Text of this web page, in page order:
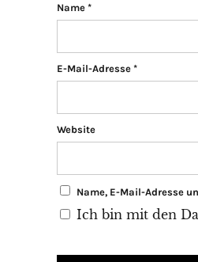
Name *
E-Mail-Adresse *
Website
Name, E-Mail-Adresse
Ich bin mit den